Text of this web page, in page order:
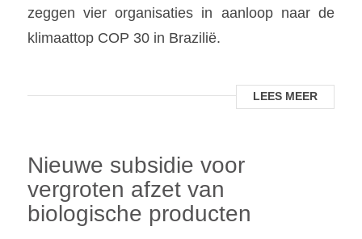
zeggen vier organisaties in aanloop naar de
klimaattop COP 30 in Brazilië.
LEES MEER
Nieuwe subsidie voor
vergroten afzet van
biologische producten